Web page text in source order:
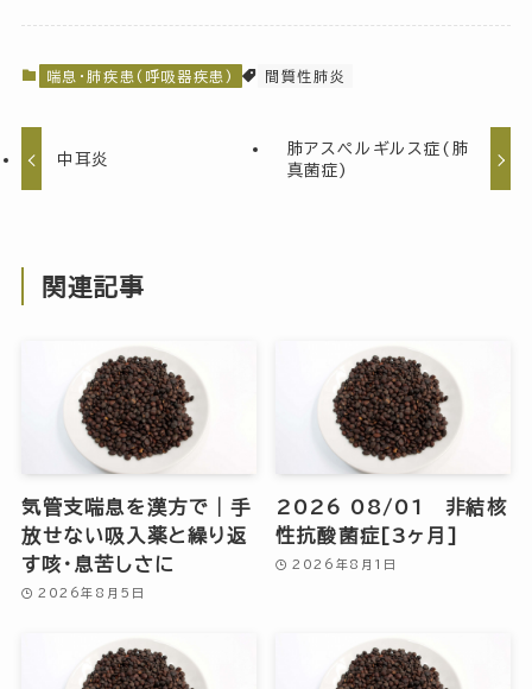
喘息・肺疾患(呼吸器疾患) 間質性肺炎
中耳炎
肺アスペルギルス症(肺
真菌症)
関連記事
気管支喘息を漢方で｜手
放せない吸入薬と繰り返
す咳・息苦しさに
2026年8月5日
2026 08/01 非結核
性抗酸菌症[3ヶ月]
2026年8月1日